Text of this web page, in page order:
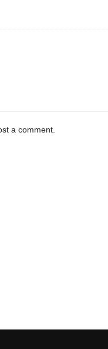
a comment.